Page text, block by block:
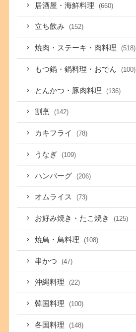
居酒屋・海鮮料理 (660)
立ち飲み (152)
焼肉・ステーキ・肉料理 (518)
もつ鍋・鍋料理・おでん (100)
とんかつ・豚肉料理 (136)
割烹 (142)
カキフライ (78)
うなぎ (109)
ハンバーグ (206)
オムライス (73)
お好み焼き・たこ焼き (125)
焼鳥・鳥料理 (108)
串かつ (47)
沖縄料理 (22)
韓国料理 (100)
各国料理 (148)